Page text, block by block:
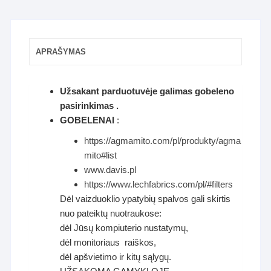
APRAŠYMAS
Užsakant parduotuvėje galimas gobeleno
pasirinkimas .
GOBELENAI :
https://agmamito.com/pl/produkty/agma
mito#list
www.davis.pl
https://www.lechfabrics.com/pl/#filters
Dėl vaizduoklio ypatybių spalvos gali skirtis
nuo pateiktų nuotraukose:
dėl Jūsų kompiuterio nustatymų,
dėl monitoriaus raiškos,
dėl apšvietimo ir kitų sąlygų.